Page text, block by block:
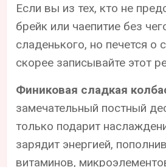
Если вы из тех, кто не
брейк или чаепитие без
сладенького, но печется о
скорее записывайте этот
Финиковая сладкая
замечательный постный
только подарит
зарядит энергией,
витаминов,